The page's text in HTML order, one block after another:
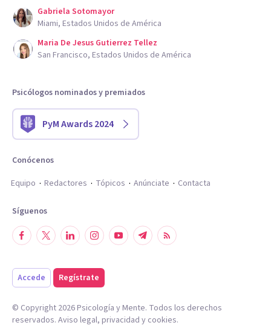
Gabriela Sotomayor
Miami, Estados Unidos de América
Maria De Jesus Gutierrez Tellez
San Francisco, Estados Unidos de América
Psicólogos nominados y premiados
PyM Awards 2024
Conócenos
Equipo
Redactores Tópicos Anúnciate Contacta
Síguenos
Accede Regístrate
© Copyright 2026Psicología y Mente. Todos los derechos
reservados. Aviso legal, privacidad y cookies.